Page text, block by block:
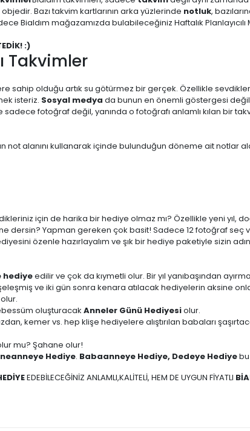
Bazı takvim kartlarının arka yüzlerinde notluk,
Bialdım mağazamızda bulabileceğiniz Haftalık
:)
Takvimler
sahip olduğu artık su götürmez bir gerçek. Özellikle
isteriz. Sosyal medya da bunun en önemli göstergesi
fotoğraf değil, yanında o fotoğrafı anlamlı kılan bir
not alanını kullanarak içinde bulunduğun döneme ait
için de harika bir hediye olmaz mı? Özellikle yeni
dersin? Yapman gereken çok basit! Sadece 12 fotoğraf
özenle hazırlayalım ve şık bir hediye paketiyle sizin
hediyeedilir ve çok da kıymetli olur. Bir yıl yanıbaşından
ve iki gün sonra kenara atılacak hediyelerin aksine
olur.
oluşturacak Anneler Günü Hediyesiolur.
kemer vs. hep klişe hediyelere alıştırılan babaları
mu? Şahane olur!
Hediye. Babaanneye Hediye, Dedeye Hediye
EDEBİLECEĞİNİZ ANLAMLI,KALİTELİ, HEM DE UYGUN FİYATLI